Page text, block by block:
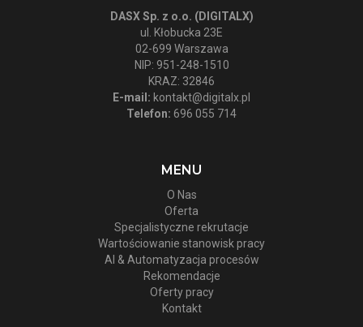
DASX Sp. z o.o. (DIGITALX)
ul. Kłobucka 23E
02-699 Warszawa
NIP: 951-248-1510
KRAZ: 32846
E-mail: kontakt@digitalx.pl
Telefon: 696 055 714
MENU
O Nas
Oferta
Specjalistyczne rekrutacje
Wartościowanie stanowisk pracy
AI & Automatyzacja procesów
Rekomendacje
Oferty pracy
Kontakt